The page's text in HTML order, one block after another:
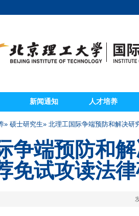
新闻通知 人才培养
» 硕士研究生» 北理工国际争端预防和解决研
争端预防和
免试攻读法